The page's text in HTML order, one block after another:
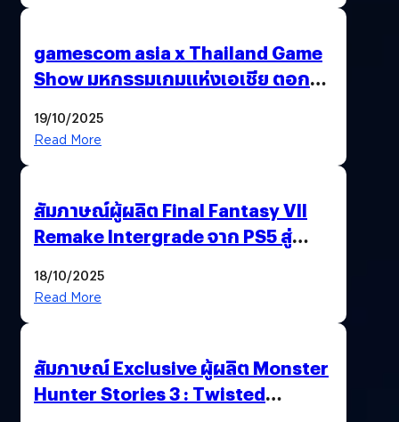
gamescom asia x Thailand Game
Show มหกรรมเกมแห่งเอเชีย ตอกย้ำ
พาณิชย์ร่วมชูความสำเร็จ
19/10/2025
Read More
สัมภาษณ์ผู้ผลิต Final Fantasy VII
Remake Intergrade จาก PS5 สู่
18/10/2025
Read More
สัมภาษณ์ Exclusive ผู้ผลิต Monster
Hunter Stories 3 : Twisted